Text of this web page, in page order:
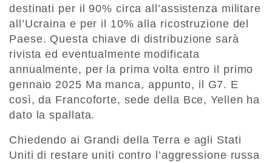
destinati per il 90% circa all’assistenza militare
all’Ucraina e per il 10% alla ricostruzione del
Paese. Questa chiave di distribuzione sarà
rivista ed eventualmente modificata
annualmente, per la prima volta entro il primo
gennaio 2025 Ma manca, appunto, il G7. E
così, da Francoforte, sede della Bce, Yellen ha
dato la spallata.
Chiedendo ai Grandi della Terra e agli Stati
Uniti di restare uniti contro l’aggressione russa